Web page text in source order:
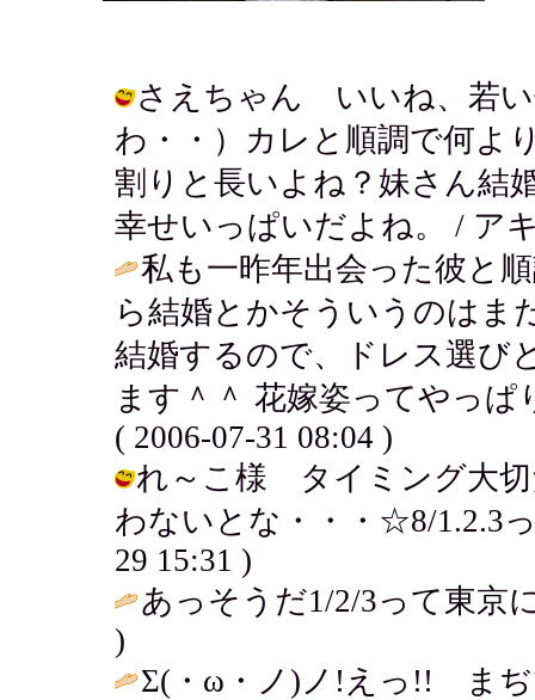
さえちゃん いいね、若い
わ・・）カレと順調で何よ
割りと長いよね？妹さん結
幸せいっぱいだよね。 / ア
私も一昨年出会った彼と
ら結婚とかそういうのは
結婚するので、ドレス選び
ます＾＾ 花嫁姿ってやっ
( 2006-07-31 08:04 )
れ～こ様 タイミング大切
わないとな・・・☆8/1.2.3
29 15:31 )
あっそうだ1/2/3って東
)
Σ(・ω・ノ)ノ!えっ!! まぢ